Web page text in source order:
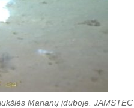
Marianų įduboje. JAMSTEC